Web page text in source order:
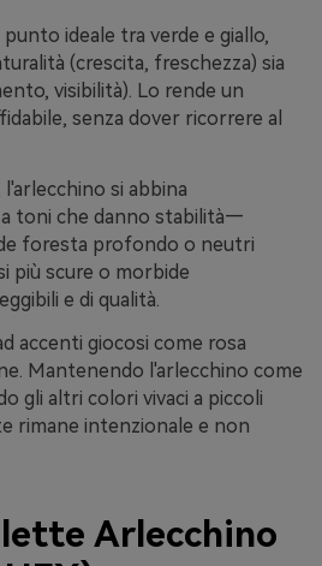
ideale tra verde e giallo,
(crescita, freschezza) sia
visibilità). Lo rende un
senza dover ricorrere al
si abbina
toni che danno stabilità—
foresta profondo o neutri
più scure o morbide
e di qualità.
accenti giocosi come rosa
Mantenendo l'arlecchino come
gli altri colori vivaci a piccoli
rimane intenzionale e non
Arlecchino